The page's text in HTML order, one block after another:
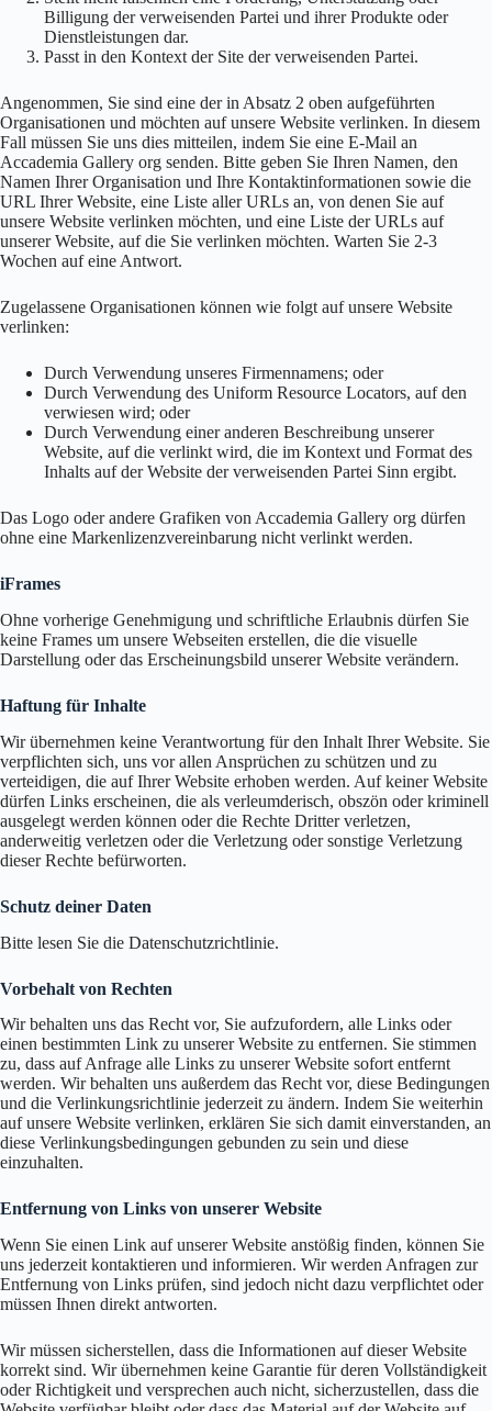
Billigung der verweisenden Partei und ihrer Produkte oder
Dienstleistungen dar.
Passt in den Kontext der Site der verweisenden Partei.
Angenommen, Sie sind eine der in Absatz 2 oben aufgeführten
Organisationen und möchten auf unsere Website verlinken. In diesem
Fall müssen Sie uns dies mitteilen, indem Sie eine E-Mail an
Accademia Gallery org senden. Bitte geben Sie Ihren Namen, den
Namen Ihrer Organisation und Ihre Kontaktinformationen sowie die
URL Ihrer Website, eine Liste aller URLs an, von denen Sie auf
unsere Website verlinken möchten, und eine Liste der URLs auf
unserer Website, auf die Sie verlinken möchten. Warten Sie 2-3
Wochen auf eine Antwort.
Zugelassene Organisationen können wie folgt auf unsere Website
verlinken:
Durch Verwendung unseres Firmennamens; oder
Durch Verwendung des Uniform Resource Locators, auf den
verwiesen wird; oder
Durch Verwendung einer anderen Beschreibung unserer
Website, auf die verlinkt wird, die im Kontext und Format des
Inhalts auf der Website der verweisenden Partei Sinn ergibt.
Das Logo oder andere Grafiken von Accademia Gallery org dürfen
ohne eine Markenlizenzvereinbarung nicht verlinkt werden.
iFrames
Ohne vorherige Genehmigung und schriftliche Erlaubnis dürfen Sie
keine Frames um unsere Webseiten erstellen, die die visuelle
Darstellung oder das Erscheinungsbild unserer Website verändern.
Haftung für Inhalte
Wir übernehmen keine Verantwortung für den Inhalt Ihrer Website. Sie
verpflichten sich, uns vor allen Ansprüchen zu schützen und zu
verteidigen, die auf Ihrer Website erhoben werden. Auf keiner Website
dürfen Links erscheinen, die als verleumderisch, obszön oder kriminell
ausgelegt werden können oder die Rechte Dritter verletzen,
anderweitig verletzen oder die Verletzung oder sonstige Verletzung
dieser Rechte befürworten.
Schutz deiner Daten
Bitte lesen Sie die Datenschutzrichtlinie.
Vorbehalt von Rechten
Wir behalten uns das Recht vor, Sie aufzufordern, alle Links oder
einen bestimmten Link zu unserer Website zu entfernen. Sie stimmen
zu, dass auf Anfrage alle Links zu unserer Website sofort entfernt
werden. Wir behalten uns außerdem das Recht vor, diese Bedingungen
und die Verlinkungsrichtlinie jederzeit zu ändern. Indem Sie weiterhin
auf unsere Website verlinken, erklären Sie sich damit einverstanden, an
diese Verlinkungsbedingungen gebunden zu sein und diese
einzuhalten.
Entfernung von Links von unserer Website
Wenn Sie einen Link auf unserer Website anstößig finden, können Sie
uns jederzeit kontaktieren und informieren. Wir werden Anfragen zur
Entfernung von Links prüfen, sind jedoch nicht dazu verpflichtet oder
müssen Ihnen direkt antworten.
Wir müssen sicherstellen, dass die Informationen auf dieser Website
korrekt sind. Wir übernehmen keine Garantie für deren Vollständigkeit
oder Richtigkeit und versprechen auch nicht, sicherzustellen, dass die